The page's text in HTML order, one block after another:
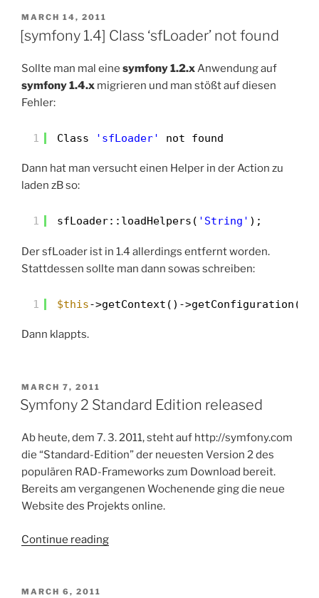
POSTED
ON
MARCH 14, 2011
[symfony 1.4] Class ‘sfLoader’ not found
Sollte man mal eine symfony 1.2.x Anwendung auf
symfony 1.4.x migrieren und man stößt auf diesen
Fehler:
1 Class 'sfLoader' not found
Dann hat man versucht einen Helper in der Action zu
laden zB so:
1 sfLoader::loadHelpers( 'String' );
Der sfLoader ist in 1.4 allerdings entfernt worden.
Stattdessen sollte man dann sowas schreiben:
1 $this->getContext()->getConfiguration()-
Dann klappts.
POSTED
ON
MARCH 7, 2011
Symfony 2 Standard Edition released
Ab heute, dem 7. 3. 2011, steht auf http://symfony.com
die “Standard-Edition” der neuesten Version 2 des
populären RAD-Frameworks zum Download bereit.
Bereits am vergangenen Wochenende ging die neue
Website des Projekts online.
Continue reading“Symfony
POSTED
MARCH 6, 2011